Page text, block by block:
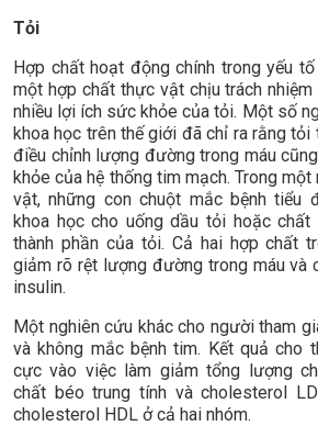
Tỏi
Hợp chất hoạt động chính trong yếu
một hợp chất thực vật chịu trách
nhiều lợi ích sức khỏe của tỏi. Một số
khoa học trên thế giới đã chỉ ra rằng tỏi
điều chỉnh lượng đường trong máu
khỏe của hệ thống tim mạch. Trong
vật, những con chuột mắc bệnh tiểu
khoa học cho uống dầu tỏi hoặc
thành phần của tỏi. Cả hai hợp chất
giảm rõ rệt lượng đường trong máu và
insulin.
Một nghiên cứu khác cho người tham
và không mắc bệnh tim. Kết quả cho
cực vào việc làm giảm tổng lượng
chất béo trung tính và cholesterol
cholesterol HDL ở cả hai nhóm.